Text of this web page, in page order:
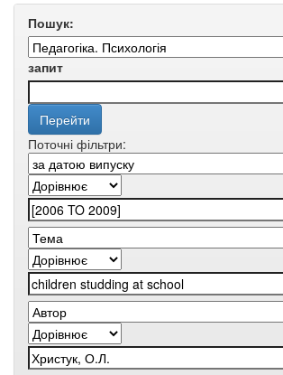
Пошук:
запит
Поточні фільтри: